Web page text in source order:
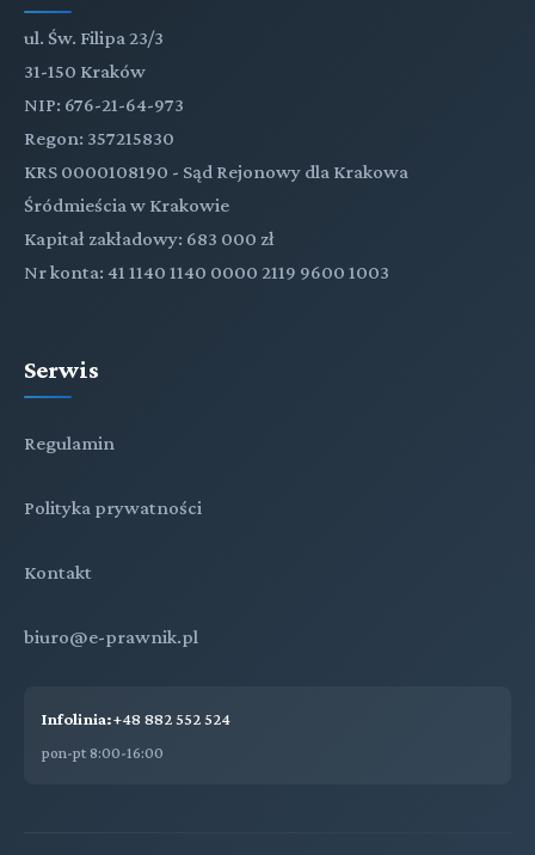
ul. Św. Filipa 23/3
31-150 Kraków
NIP: 676-21-64-973
Regon: 357215830
KRS 0000108190 - Sąd Rejonowy dla Krakowa
Śródmieścia w Krakowie
Kapitał zakładowy: 683 000 zł
Nr konta: 41 1140 1140 0000 2119 9600 1003
Serwis
Regulamin
Polityka prywatności
Kontakt
biuro@e-prawnik.pl
Infolinia:+48 882 552 524
pon-pt 8:00-16:00